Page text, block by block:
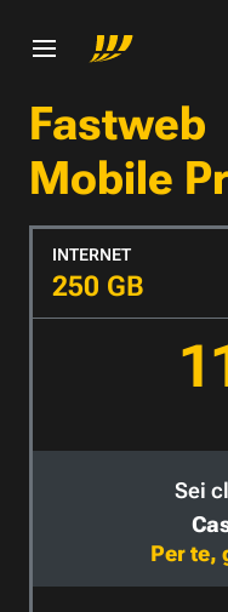
Fastweb
Mobile
INTERNET
250 GB
Sei
Per te,